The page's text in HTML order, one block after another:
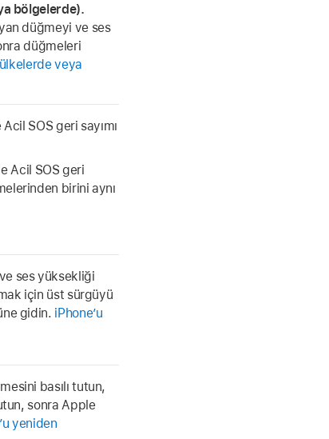
bölgelerde).
düğmeyi ve ses
düğmeleri
veya
SOS geri sayımı
Acil SOS geri
birini aynı
ses yüksekliği
için üst sürgüyü
gidin. iPhone’u
basılı tutun,
sonra Apple
yeniden